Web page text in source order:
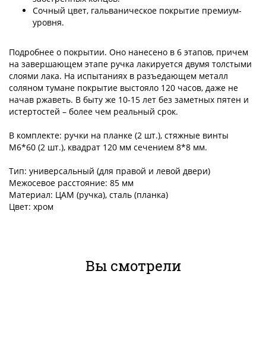
Сочный цвет, гальваническое покрытие премиум-
уровня.
Подробнее о покрытии. Оно нанесено в 6 этапов, причем
на завершающем этапе ручка лакируется двумя толстыми
слоями лака. На испытаниях в разъедающем металл
соляном тумане покрытие выстояло 120 часов, даже не
начав ржаветь. В быту же 10-15 лет без заметных пятен и
истертостей – более чем реальный срок.
В комплекте: ручки на планке (2 шт.), стяжные винты
M6*60 (2 шт.), квадрат 120 мм сечением 8*8 мм.
Тип: универсальный (для правой и левой двери)
Межосевое расстояние: 85 мм
Материал: ЦАМ (ручка), сталь (планка)
Цвет: хром
Вы смотрели